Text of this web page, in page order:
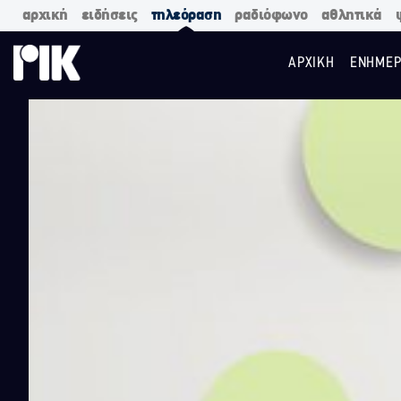
αρχική ειδήσεις τηλεόραση ραδιόφωνο αθλητικά
ΑΡΧΙΚΗ